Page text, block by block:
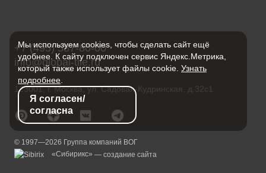
+7 (495) 587-80-00
info@global-tile.ru
123001, г. Москва, ул. Садовая-Кудринская, д.32с1
© 1997—2026 Группа компаний ВОГ
«Сибирикс» — создание сайта
Мы используем cookies, чтобы сделать сайт ещё
удобнее. К сайту подключен сервис Яндекс.Метрика,
который также использует файлы cookie. Узнать
подробнее
Я согласен/
согласна